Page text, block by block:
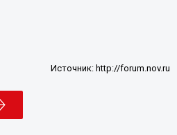
Источник: http://forum.nov.ru